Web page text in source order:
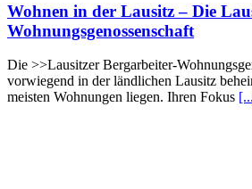
Wohnen in der Lausitz – Die
Wohnungsgenossenschaft
Die >>Lausitzer Bergarbeiter-
vorwiegend in der ländlichen Lausitz
meisten Wohnungen liegen. Ihren Fokus